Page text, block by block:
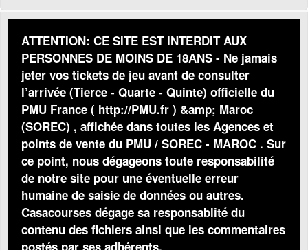
ATTENTION: CE SITE EST INTERDIT AUX
PERSONNES DE MOINS DE 18ANS - Ne jamais
jeter vos tickets de jeu avant de consulter
l’arrivée (Tierce - Quarte - Quinte) officielle du
PMU France ( http://PMU.fr ) &amp; Maroc
(SOREC) , affichée dans toutes les Agences et
points de vente du PMU / SOREC - MAROC . Sur
ce point, nous dégageons toute responsabilité
de notre site pour une éventuelle erreur
humaine de saisie de données ou autres.
Casacourses dégage sa responsablité du
contenu des fichiers ainsi que les commentaires